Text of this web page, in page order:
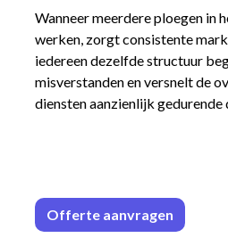
Wanneer meerdere ploegen in
werken, zorgt consistente
iedereen dezelfde structuur
misverstanden en versnelt de
diensten aanzienlijk gedurende
Offerte aan​​vrag​​en